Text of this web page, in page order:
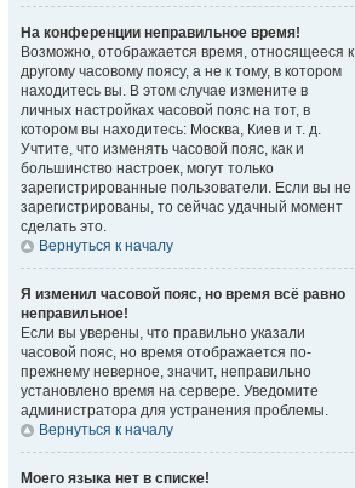
На конференции неправильное время!
Возможно, отображается время, относящееся к
другому часовому поясу, а не к тому, в котором
находитесь вы. В этом случае измените в
личных настройках часовой пояс на тот, в
котором вы находитесь: Москва, Киев и т. д.
Учтите, что изменять часовой пояс, как и
большинство настроек, могут только
зарегистрированные пользователи. Если вы не
зарегистрированы, то сейчас удачный момент
сделать это.
Вернуться к началу
Я изменил часовой пояс, но время всё равно
неправильное!
Если вы уверены, что правильно указали
часовой пояс, но время отображается по-
прежнему неверное, значит, неправильно
установлено время на сервере. Уведомите
администратора для устранения проблемы.
Вернуться к началу
Моего языка нет в списке!